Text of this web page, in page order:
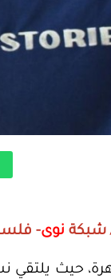
شبكة نوى-
حيث يلتقي